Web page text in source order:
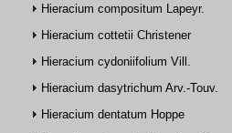
Hieracium compositum Lapeyr.
Hieracium cottetii Christener
Hieracium cydoniifolium Vill.
Hieracium dasytrichum Arv.-Touv.
Hieracium dentatum Hoppe